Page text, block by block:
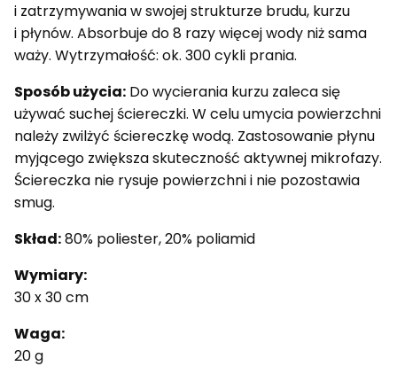
i zatrzymywania w swojej strukturze brudu, kurzu
i płynów. Absorbuje do 8 razy więcej wody niż sama
waży. Wytrzymałość: ok. 300 cykli prania.
Sposób użycia: Do wycierania kurzu zaleca się
używać suchej ściereczki. W celu umycia powierzchni
należy zwilżyć ściereczkę wodą. Zastosowanie płynu
myjącego zwiększa skuteczność aktywnej mikrofazy.
Ściereczka nie rysuje powierzchni i nie pozostawia
smug.
Skład:80% poliester, 20% poliamid
Wymiary:
30 x 30 cm
Waga:
20 g